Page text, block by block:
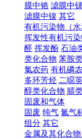
膜中铬 滤膜中
滤膜中镍 其它
有机污染物（水
挥发性有机污染
醛 挥发酚 石油
类化合物 苯胺
氯农药 有机磷
多环芳烃 二噁
醇类化合物 腈
固废和气体
固废 纯气 氮气
组分 其它
金属及其化合物